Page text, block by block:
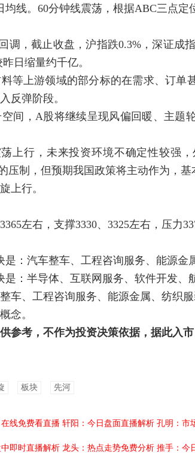
。60分钟线震荡，根据ABC三点定
，截止收盘，沪指跌0.3%，深证成指
日缩量约千亿。
上游领域的部分标的在需求、订单
反弹阶段。
，A股将继续呈现风偏回暖、主题
行，未来投资环境不确定性较强，
压制，但预期我国政策将主动作为，
上行。
右，支撑3330、3325左右，压力
汽车整车、工程咨询服务、能源金
半导体、互联网服务、软件开发、
、工程咨询服务、能源金属、纺织服
念。
参考，不作为投资决策依据，据此入市
板块 先河
线免费看直播 轩阳：今日盘面直播解析 孔明：市
即时直播解析 龙头：热点走势免费分析 推手：今